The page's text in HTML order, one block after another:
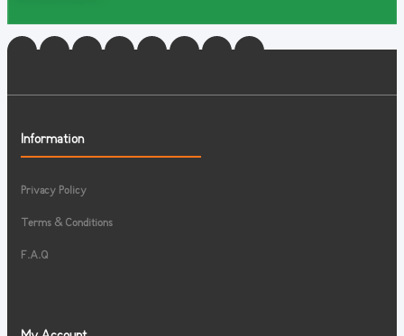
Information
Privacy Policy
Terms & Conditions
F.A.Q